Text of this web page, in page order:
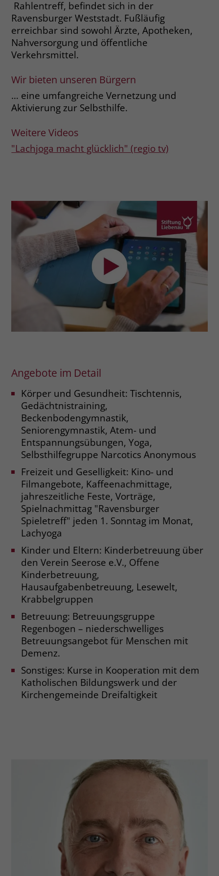
Rahlentreff, befindet sich in der
Ravensburger Weststadt. Fußläufig
erreichbar sind sowohl Ärzte, Apotheken,
Nahversorgung und öffentliche
Verkehrsmittel.
Wir bieten unseren Bürgern
… eine umfangreiche Vernetzung und
Aktivierung zur Selbsthilfe.
Weitere Videos
"Lachjoga macht glücklich" (regio tv)
Angebote im Detail
Körper und Gesundheit: Tischtennis,
Gedächtnistraining,
Beckenbodengymnastik,
Seniorengymnastik, Atem- und
Entspannungsübungen, Yoga,
Selbsthilfegruppe Narcotics Anonymous
Freizeit und Geselligkeit: Kino- und
Filmangebote, Kaffeenachmittage,
jahreszeitliche Feste, Vorträge,
Spielnachmittag "Ravensburger
Spieletreff" jeden 1. Sonntag im Monat,
Lachyoga
Kinder und Eltern: Kinderbetreuung über
den Verein Seerose e.V., Offene
Kinderbetreuung,
Hausaufgabenbetreuung, Lesewelt,
Krabbelgruppen
Betreuung: Betreuungsgruppe
Regenbogen – niederschwelliges
Betreuungsangebot für Menschen mit
Demenz.
Sonstiges: Kurse in Kooperation mit dem
Katholischen Bildungswerk und der
Kirchengemeinde Dreifaltigkeit
zeigen. Das _fbp-Cookie sammelt keine
persönlich identifizierbaren
Informationen und wird von Facebook
nur platziert, um Daten an das
Unternehmen zurückzusenden.